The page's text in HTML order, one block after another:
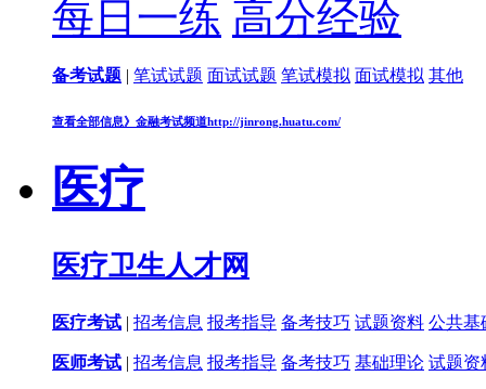
每日一练 高分经验
备考试题 | 笔试试题 面试试题 笔试模拟 面试模拟 其他
查看全部信息》 金融考试频道http://jinrong.huatu.com/
医疗
医疗卫生人才网
医疗考试 | 招考信息 报考指导 备考技巧 试题资料 公共基
医师考试 | 招考信息 报考指导 备考技巧 基础理论 试题资